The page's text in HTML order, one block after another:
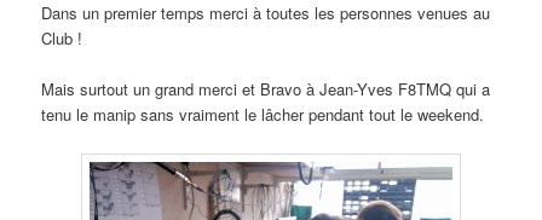
Dans un premier temps merci à toutes les personnes venues au
Club !
Mais surtout un grand merci et Bravo à Jean-Yves F8TMQ qui a
tenu le manip sans vraiment le lâcher pendant tout le weekend.